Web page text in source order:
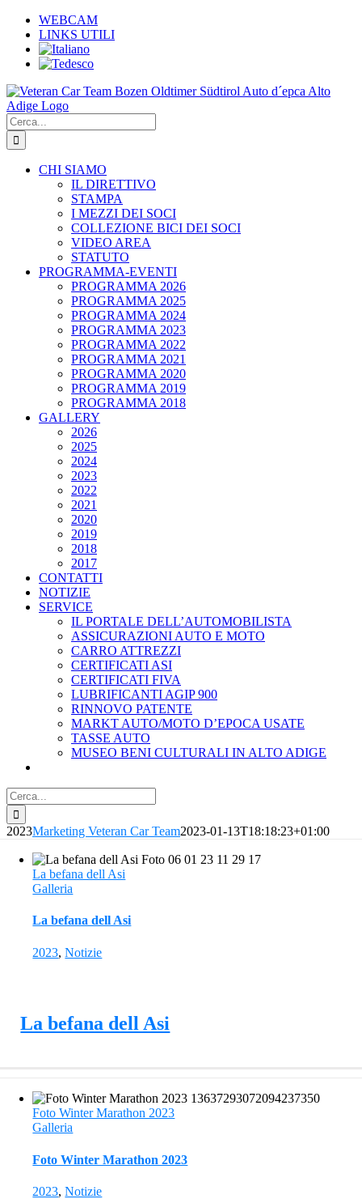
Salta
contenuto
WEBCAM
LINKS UTILI
Cerca
per:
CHI SIAMO
IL DIRETTIVO
STAMPA
I MEZZI DEI SOCI
COLLEZIONE BICI DEI SOCI
VIDEO AREA
STATUTO
PROGRAMMA-EVENTI
PROGRAMMA 2026
PROGRAMMA 2025
PROGRAMMA 2024
PROGRAMMA 2023
PROGRAMMA 2022
PROGRAMMA 2021
PROGRAMMA 2020
PROGRAMMA 2019
PROGRAMMA 2018
GALLERY
2026
2025
2024
2023
2022
2021
2020
2019
2018
2017
CONTATTI
NOTIZIE
SERVICE
IL PORTALE DELL’AUTOMOBILISTA
ASSICURAZIONI AUTO E MOTO
CARRO ATTREZZI
CERTIFICATI ASI
CERTIFICATI FIVA
LUBRIFICANTI AGIP 900
RINNOVO PATENTE
MARKT AUTO/MOTO D’EPOCA USATE
TASSE AUTO
MUSEO BENI CULTURALI IN ALTO ADIGE
Cerca
per:
2023Marketing Veteran Car Team2023-01-13T18:18:23+01:00
La befana dell Asi
Galleria
La befana dell Asi
2023,Notizie
La befana dell Asi
Foto Winter Marathon 2023
Galleria
Foto Winter Marathon 2023
2023,Notizie